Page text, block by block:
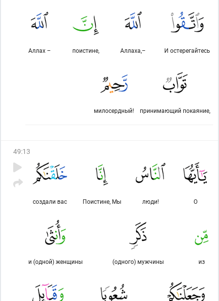
И остерегайтесь
Аллаха,–
поистине,
Аллах –
принимающий покаяние,
милосердный!
49:13
О
люди!
Поистине, Мы
создали вас
из
(одного) мужчины
и (одной) женщины